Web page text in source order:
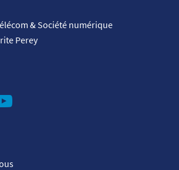
& Société numérique
Perey